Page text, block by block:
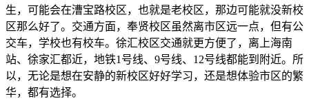
生，可能会在漕宝路校区，也就是老校区，那边可能就没新校
区那么好了。交通方面，奉贤校区虽然离市区远一点，但有公
交车，学校也有校车。徐汇校区交通就更方便了，离上海南
站、徐家汇都近，地铁1号线、9号线、12号线都能到附近。所
以，无论是想在安静的新校区好好学习，还是想体验市区的繁
华，都有选择。